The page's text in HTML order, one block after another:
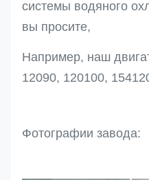
системы водяного
вы просите,
Например, наш
12090, 120100,
Фотографии завода: